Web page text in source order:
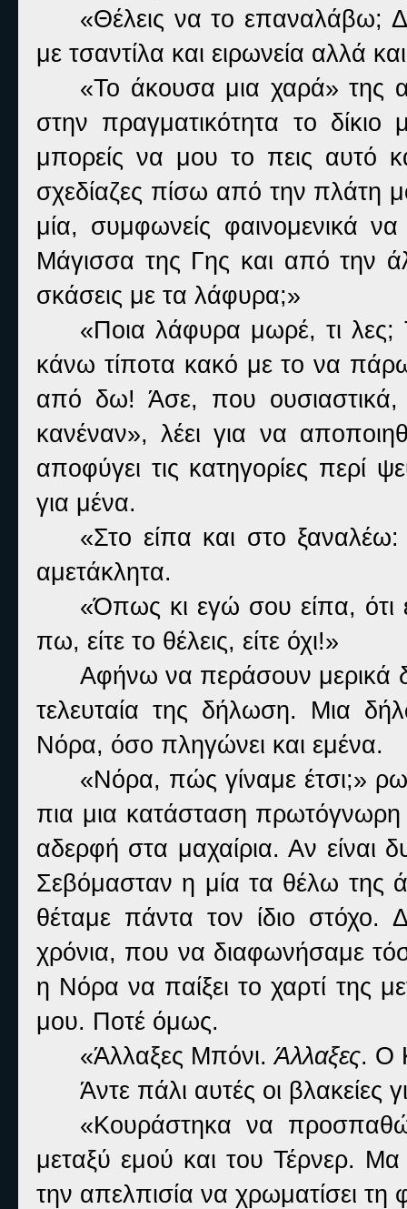
«Θέλεις να το επαναλάβω;
με τσαντίλα και ειρωνεία αλλά
«Το άκουσα μια χαρά» της
στην πραγματικότητα το
μπορείς να μου το πεις αυτό
σχεδίαζες πίσω από την
μία, συμφωνείς φαινομενικά
Μάγισσα της Γης και από την
σκάσεις με τα λάφυρα;»
«Ποια λάφυρα μωρέ, τι λες;
κάνω τίποτα κακό με το να
από δω! Άσε, που ουσιαστικά,
κανέναν», λέει για να
αποφύγει τις κατηγορίες περί
για μένα.
«Στο είπα και στο
αμετάκλητα.
«Όπως κι εγώ σου είπα, ότι
πω, είτε το θέλεις, είτε όχι!»
Αφήνω να περάσουν μερικά
τελευταία της δήλωση. Μια
Νόρα, όσο πληγώνει και εμένα.
«Νόρα, πώς γίναμε έτσι;»
πια μια κατάσταση
αδερφή στα μαχαίρια. Αν
Σεβόμασταν η μία τα θέλω της
θέταμε πάντα τον ίδιο στόχο.
χρόνια, που να διαφωνήσαμε
η Νόρα να παίξει το χαρτί της
μου. Ποτέ όμως.
«Άλλαξες Μπόνι.Άλλαξες. Ο
Άντε πάλι αυτές οι βλακείες
«Κουράστηκα να
μεταξύ εμού και του Τέρνερ. Μα
την απελπισία να χρωματίσει